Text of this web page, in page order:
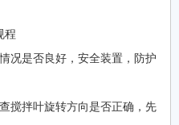
程
况是否良好，安全装置，防护
搅拌叶旋转方向是否正确，先